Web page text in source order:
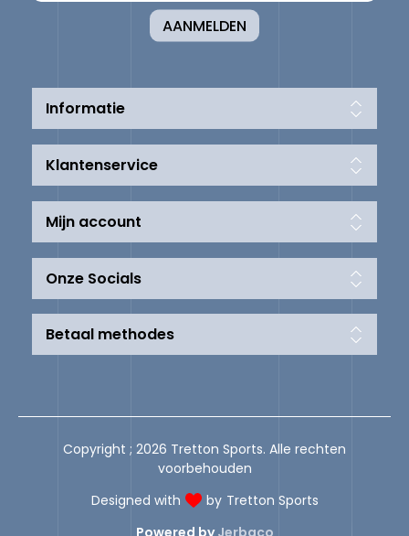
Informatie
Klantenservice
AANMELDEN
Mijn account
Onze Socials
Betaal methodes
Copyright ; 2026 Tretton Sports. Alle rechten
voorbehouden
Designed with
by Tretton Sports
Powered byJerbaco